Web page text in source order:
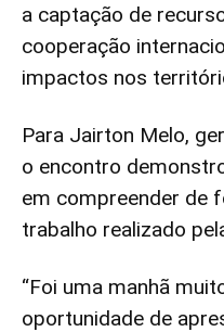
a captação de
cooperação
impactos nos
Para Jairton Melo,
o encontro
em compreender de
trabalho realizado
“Foi uma manhã
oportunidade de